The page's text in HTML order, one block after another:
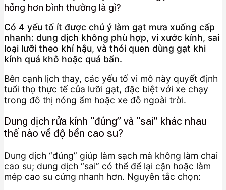
hỏng hơn bình thường là gì?
Có 4 yếu tố ít được chú ý làm gạt mưa xuống cấp
nhanh: dung dịch không phù hợp, vi xước kính, sai
loại lưỡi theo khí hậu, và thói quen dùng gạt khi
kính quá khô hoặc quá bẩn.
Bên cạnh lịch thay, các yếu tố vi mô này quyết định
tuổi thọ thực tế của lưỡi gạt, đặc biệt với xe chạy
trong đô thị nóng ẩm hoặc xe đỗ ngoài trời.
Dung dịch rửa kính “đúng” và “sai” khác nhau
thế nào về độ bền cao su?
Dung dịch “đúng” giúp làm sạch mà không làm chai
cao su; dung dịch “sai” có thể để lại cặn hoặc làm
mép cao su cứng nhanh hơn. Nguyên tắc chọn: